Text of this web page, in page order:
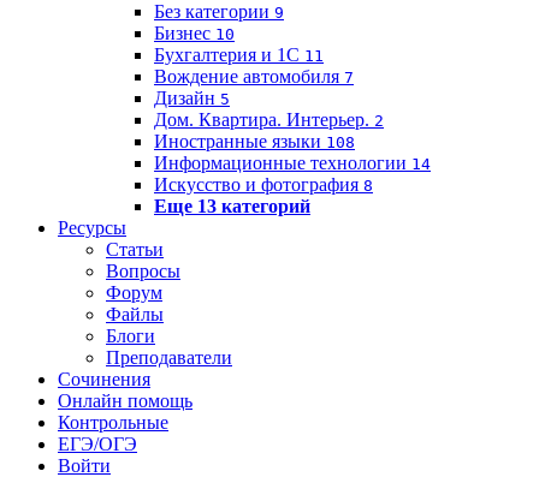
Без категории 9
Бизнес 10
Бухгалтерия и 1C 11
Вождение автомобиля 7
Дизайн 5
Дом. Квартира. Интерьер. 2
Иностранные языки 108
Информационные технологии 14
Искусство и фотография 8
Еще 13 категорий
Ресурсы
Статьи
Вопросы
Форум
Файлы
Блоги
Преподаватели
Сочинения
Онлайн помощь
Контрольные
ЕГЭ/ОГЭ
Войти